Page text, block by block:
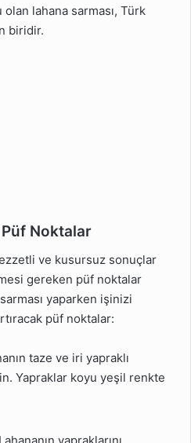
lahana sarması, Türk
biridir.
Püf Noktalar
ve kusursuz sonuçlar
gereken püf noktalar
yaparken işinizi
püf noktalar:
taze ve iri yapraklı
Yapraklar koyu yeşil renkte
Lahananın yapraklarını